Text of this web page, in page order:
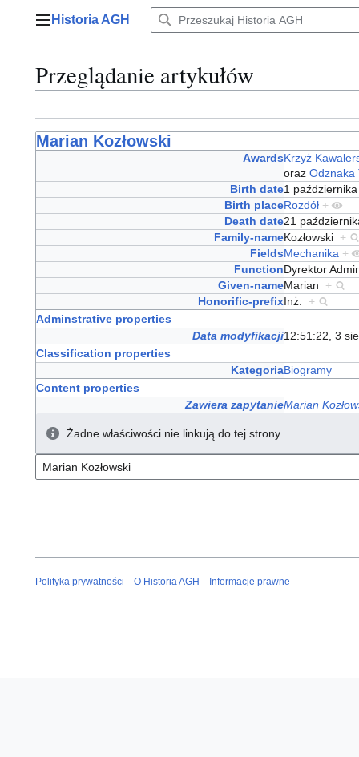
Menu główne
Historia AGH
Przeglądanie artykułów
Marian Kozłowski
AwardsKrzyż
oraz Odznaka
Birth date1
Birth placeRozdół +
Death date21
Family-nameKozłowski +
FieldsMechanika +
FunctionDyrektor
Given-nameMarian +
Honorific-prefixInż. +
Adminstrative properties
Data modyfikacji12:51:22, 3
Classification properties
KategoriaBiogramy
Content properties
Zawiera zapytanieMarian
Żadne właściwości nie linkują do tej strony.
Polityka prywatności O Historia AGH Informacje prawne